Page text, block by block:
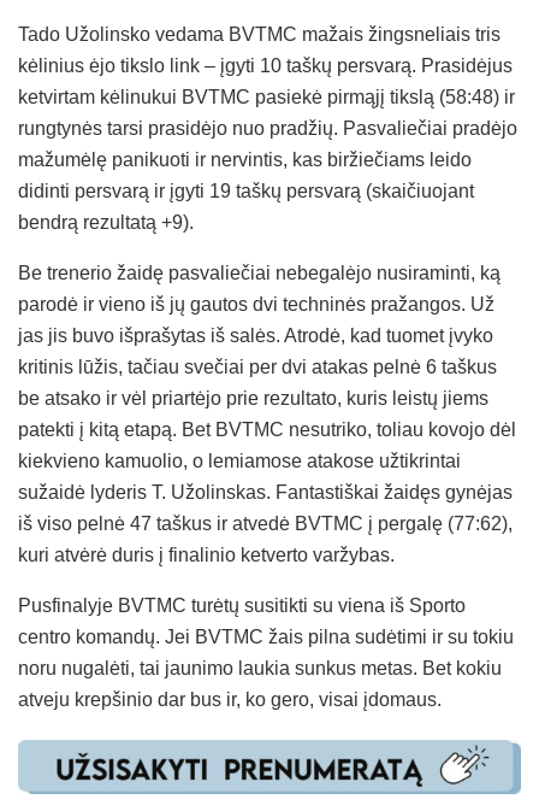
Tado Užolinsko vedama BVTMC mažais žingsneliais tris
kėlinius ėjo tikslo link – įgyti 10 taškų persvarą. Prasidėjus
ketvirtam kėlinukui BVTMC pasiekė pirmąjį tikslą (58:48) ir
rungtynės tarsi prasidėjo nuo pradžių. Pasvaliečiai pradėjo
mažumėlę panikuoti ir nervintis, kas biržiečiams leido
didinti persvarą ir įgyti 19 taškų persvarą (skaičiuojant
bendrą rezultatą +9).
Be trenerio žaidę pasvaliečiai nebegalėjo nusiraminti, ką
parodė ir vieno iš jų gautos dvi techninės pražangos. Už
jas jis buvo išprašytas iš salės. Atrodė, kad tuomet įvyko
kritinis lūžis, tačiau svečiai per dvi atakas pelnė 6 taškus
be atsako ir vėl priartėjo prie rezultato, kuris leistų jiems
patekti į kitą etapą. Bet BVTMC nesutriko, toliau kovojo dėl
kiekvieno kamuolio, o lemiamose atakose užtikrintai
sužaidė lyderis T. Užolinskas. Fantastiškai žaidęs gynėjas
iš viso pelnė 47 taškus ir atvedė BVTMC į pergalę (77:62),
kuri atvėrė duris į finalinio ketverto varžybas.
Pusfinalyje BVTMC turėtų susitikti su viena iš Sporto
centro komandų. Jei BVTMC žais pilna sudėtimi ir su tokiu
noru nugalėti, tai jaunimo laukia sunkus metas. Bet kokiu
atveju krepšinio dar bus ir, ko gero, visai įdomaus.